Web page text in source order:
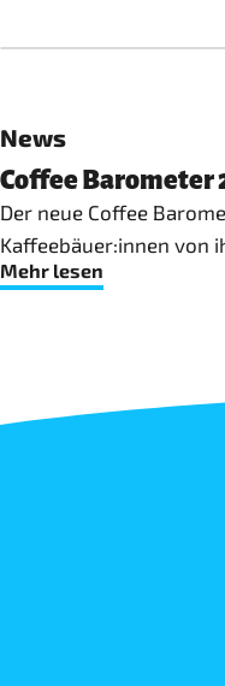
News
Coffee Barometer
Der neue Coffee
Kaffeebäuer:innen von
Mehr lesen